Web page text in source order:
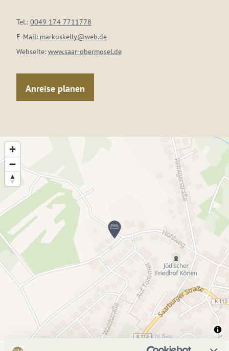
Tel.: 0049 174 7711778
E-Mail: markuskelly@web.de
Webseite: www.saar-obermosel.de
Anreise planen